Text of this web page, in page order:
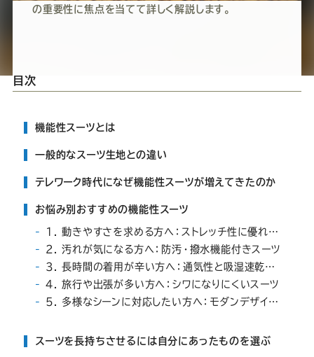
SADA
の
公
式
Youtube
SADA
の
公
式
Facebook
SADA
の
公
式
Twitter
SADA
の
公
式
Instagram
の
公
式
LINE
の重要性に焦点を当てて詳しく解説します。
目次
機能性スーツとは
一般的なスーツ生地との違い
テレワーク時代になぜ機能性スーツが増えてきたのか
お悩み別おすすめの機能性スーツ
1. 動きやすさを求める方へ：ストレッチ性に優れたスーツ
2. 汚れが気になる方へ：防汚・撥水機能付きスーツ
3. 長時間の着用が辛い方へ：通気性と吸湿速乾性の高いスーツ
4. 旅行や出張が多い方へ：シワになりにくいスーツ
5. 多様なシーンに対応したい方へ：モダンデザインの機能性スーツ
スーツを長持ちさせるには自分にあったものを選ぶ